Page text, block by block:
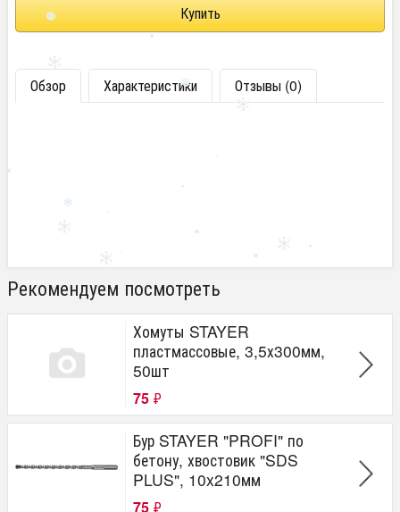
Обзор Характеристики Отзывы (0)
Рекомендуем посмотреть
Хомуты STAYER
пластмассовые, 3,5х300мм,
50шт
75 ₽
Бур STAYER "PROFI" по
бетону, хвостовик "SDS
PLUS", 10x210мм
75 ₽